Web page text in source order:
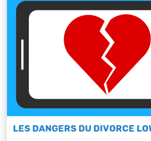
LES DANGERS DU DIVORCE